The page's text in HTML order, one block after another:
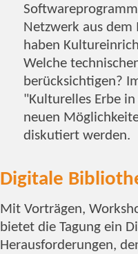
Netzwerk aus
haben
Welche
berücksichtigen?
"Kulturelles Erbe
neuen
diskutiert werden.
Digitale
Mit Vorträgen,
bietet die Tagung ein
Herausforderungen,